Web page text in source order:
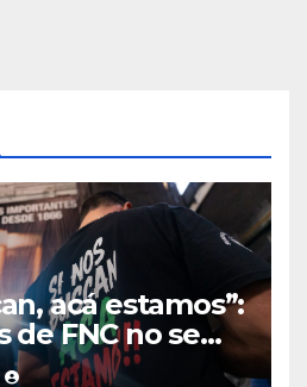
acá estamos”:
de FNC no se
tareas en